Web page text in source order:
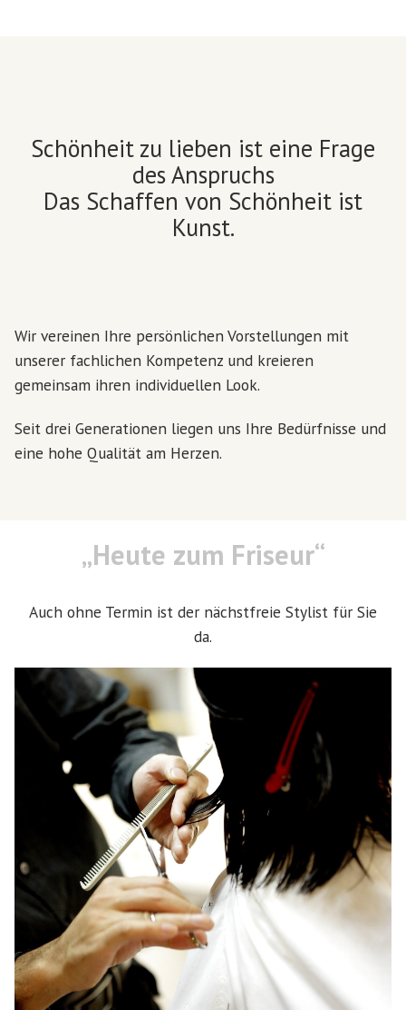
Schönheit zu lieben ist eine Frage
des Anspruchs
Das Schaffen von Schönheit ist
Kunst.
Wir vereinen Ihre persönlichen Vorstellungen mit
unserer fachlichen Kompetenz und kreieren
gemeinsam ihren individuellen Look.
Seit drei Generationen liegen uns Ihre Bedürfnisse und
eine hohe Qualität am Herzen.
„Heute zum Friseur“
Auch ohne Termin ist der nächstfreie Stylist für Sie
da.